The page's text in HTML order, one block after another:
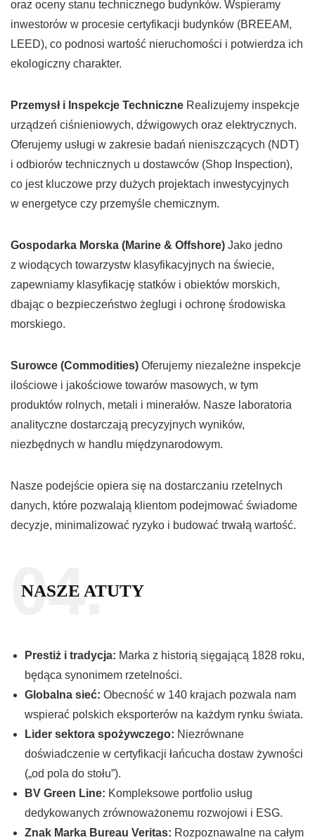
oraz oceny stanu technicznego budynków. Wspieramy
inwestorów w procesie certyfikacji budynków (BREEAM,
LEED), co podnosi wartość nieruchomości i potwierdza ich
ekologiczny charakter.
Przemysł i Inspekcje Techniczne Realizujemy inspekcje
urządzeń ciśnieniowych, dźwigowych oraz elektrycznych.
Oferujemy usługi w zakresie badań nieniszczących (NDT)
i odbiorów technicznych u dostawców (Shop Inspection),
co jest kluczowe przy dużych projektach inwestycyjnych
w energetyce czy przemyśle chemicznym.
Gospodarka Morska (Marine & Offshore) Jako jedno
z wiodących towarzystw klasyfikacyjnych na świecie,
zapewniamy klasyfikację statków i obiektów morskich,
dbając o bezpieczeństwo żeglugi i ochronę środowiska
morskiego.
Surowce (Commodities) Oferujemy niezależne inspekcje
ilościowe i jakościowe towarów masowych, w tym
produktów rolnych, metali i minerałów. Nasze laboratoria
analityczne dostarczają precyzyjnych wyników,
niezbędnych w handlu międzynarodowym.
Nasze podejście opiera się na dostarczaniu rzetelnych
danych, które pozwalają klientom podejmować świadome
decyzje, minimalizować ryzyko i budować trwałą wartość.
04.
NASZE ATUTY
Prestiż i tradycja: Marka z historią sięgającą 1828 roku,
będąca synonimem rzetelności.
Globalna sieć: Obecność w 140 krajach pozwala nam
wspierać polskich eksporterów na każdym rynku świata.
Lider sektora spożywczego: Niezrównane
doświadczenie w certyfikacji łańcucha dostaw żywności
(„od pola do stołu”).
BV Green Line: Kompleksowe portfolio usług
dedykowanych zrównoważonemu rozwojowi i ESG.
Znak Marka Bureau Veritas: Rozpoznawalne na całym